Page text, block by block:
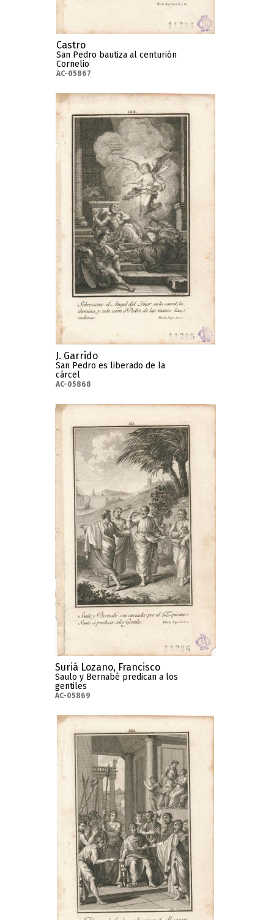
Castro
San Pedro bautiza al centurión
Cornelio
AC-05867
J. Garrido
San Pedro es liberado de la
cárcel
AC-05868
Suriá Lozano, Francisco
Saulo y Bernabé predican a los
gentiles
AC-05869